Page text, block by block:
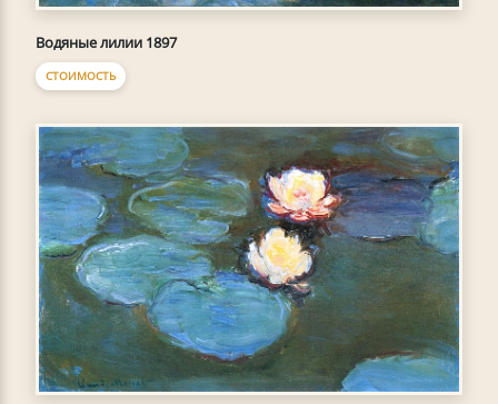
Водяные лилии 1897
СТОИМОСТЬ